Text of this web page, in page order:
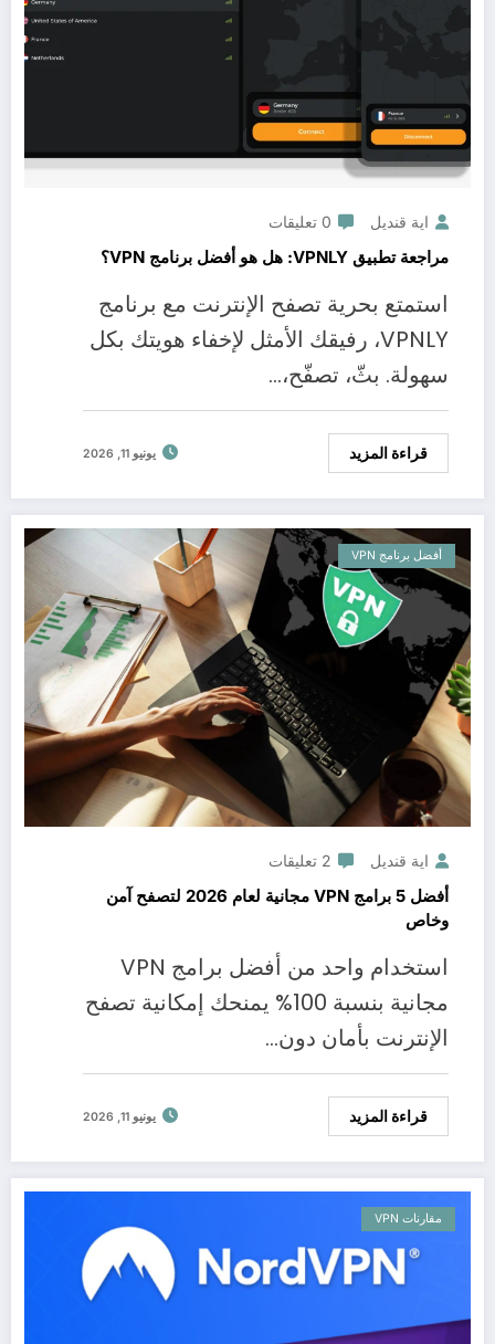
اية قنديل 0 تعليقات
مراجعة تطبيق VPNLY: هل هو أفضل برنامج VPN؟
استمتع بحرية تصفح الإنترنت مع برنامج
VPNLY، رفيقك الأمثل لإخفاء هويتك بكل
سهولة. بثّ، تصفّح،…
قراءة المزيد يونيو 11, 2026
أفضل برنامج VPN
اية قنديل 2 تعليقات
أفضل 5 برامج VPN مجانية لعام 2026 لتصفح آمن
وخاص
استخدام واحد من أفضل برامج VPN
مجانية بنسبة 100% يمنحك إمكانية تصفح
الإنترنت بأمان دون…
قراءة المزيد يونيو 11, 2026
مقارنات VPN